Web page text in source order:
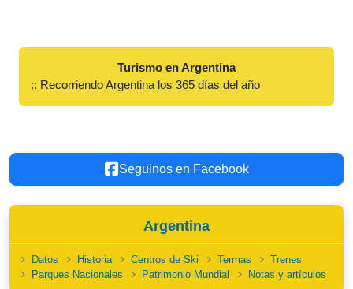
Turismo en Argentina
:: Recorriendo Argentina los 365 días del año
Seguinos en Facebook
Argentina
Datos Historia Centros de Ski Termas
Trenes
Parques Nacionales
Patrimonio Mundial Notas y artículos